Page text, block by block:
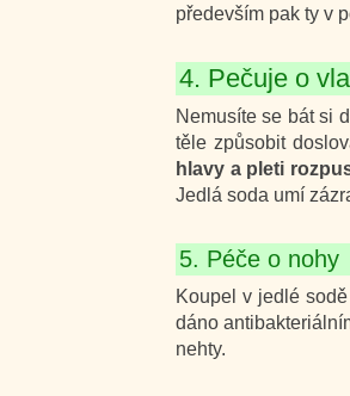
především pak ty v
4. Pečuje o
Nemusíte se bát si
těle způsobit
hlavy a pleti
Jedlá soda umí
5. Péče o nohy
Koupel v jedlé
dáno
nehty.